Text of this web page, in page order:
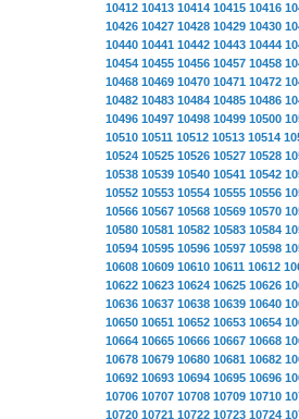
10412 10413 10414 10415 10416
10426 10427 10428 10429 10430
10440 10441 10442 10443 10444
10454 10455 10456 10457 10458
10468 10469 10470 10471 10472
10482 10483 10484 10485 10486
10496 10497 10498 10499 10500
10510 10511 10512 10513 10514
10524 10525 10526 10527 10528
10538 10539 10540 10541 10542
10552 10553 10554 10555 10556
10566 10567 10568 10569 10570
10580 10581 10582 10583 10584
10594 10595 10596 10597 10598
10608 10609 10610 10611 10612
10622 10623 10624 10625 10626
10636 10637 10638 10639 10640
10650 10651 10652 10653 10654
10664 10665 10666 10667 10668
10678 10679 10680 10681 10682
10692 10693 10694 10695 10696
10706 10707 10708 10709 10710
10720 10721 10722 10723 10724